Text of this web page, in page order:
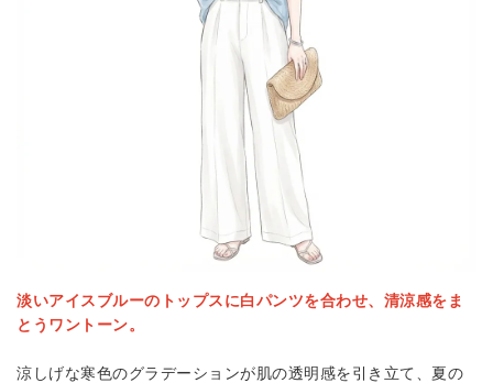
淡いアイスブルーのトップスに白パンツを合わせ、清涼感をま
とうワントーン。
涼しげな寒色のグラデーションが肌の透明感を引き立て、夏の